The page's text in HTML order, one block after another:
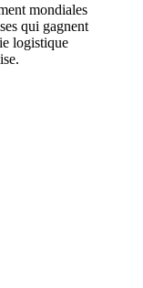
mondiales
qui gagnent
logistique